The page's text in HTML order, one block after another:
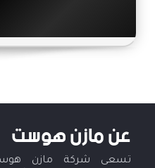
عن مازن هوست
تسعى شركة مازن